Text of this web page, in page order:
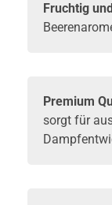
Fruchtig
Premium
sorgt für